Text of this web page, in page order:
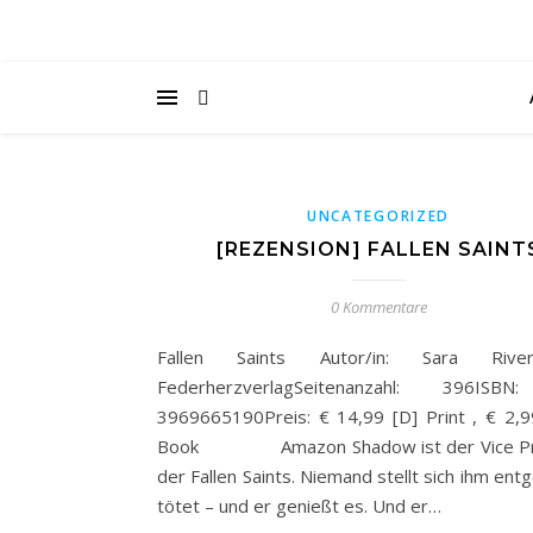
UNCATEGORIZED
[REZENSION] FALLEN
0 Kommentare
Fallen Saints Autor/in: Sara
FederherzverlagSeitenanzahl:
3969665190Preis: € 14,99 [D] Print , €
Book Amazon Shadow ist der Vice
der Fallen Saints. Niemand stellt sich ihm
tötet – und er genießt es. Und er…